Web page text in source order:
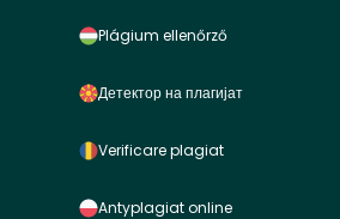
Plágium ellenőrző
Детектор на плагијат
Verificare plagiat
Antyplagiat online